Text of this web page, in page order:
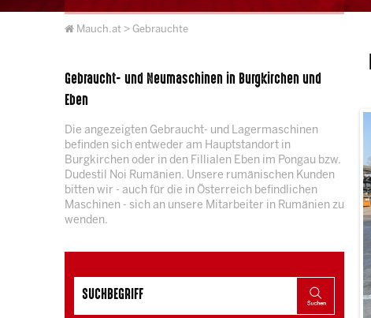
Mauch.at > Gebrauchte
Gebraucht- und Neumaschinen in Burgkirchen und
Eben
Die angezeigten Gebraucht- und Lagermaschinen
befinden sich entweder am Hauptstandort in
Burgkirchen oder in den Fillialen Eben im Pongau bzw.
Dudestil Noi Rumänien. Unsere rumänischen Kunden
bitten wir - auch für die in Österreich befindlichen
Maschinen - sich an unsere Mitarbeiter in Rumänien zu
wenden.